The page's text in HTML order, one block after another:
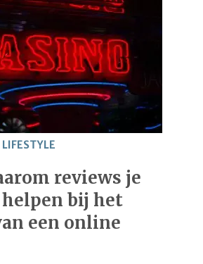
LIFESTYLE
reviews je
bij het
een online